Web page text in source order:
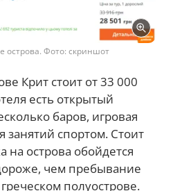
острова. Фото: скриншот
Крит стоит от 33 000
есть открытый
баров, игровая
занятий спортом. Стоит
на острова обойдется
чем пребывание
полуострове.